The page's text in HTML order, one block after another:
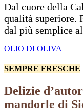
Dal cuore della
qualità superiore.
dal più semplice
OLIO DI OLIVA
SEMPRE FRESCHE
Delizie
mandorle di